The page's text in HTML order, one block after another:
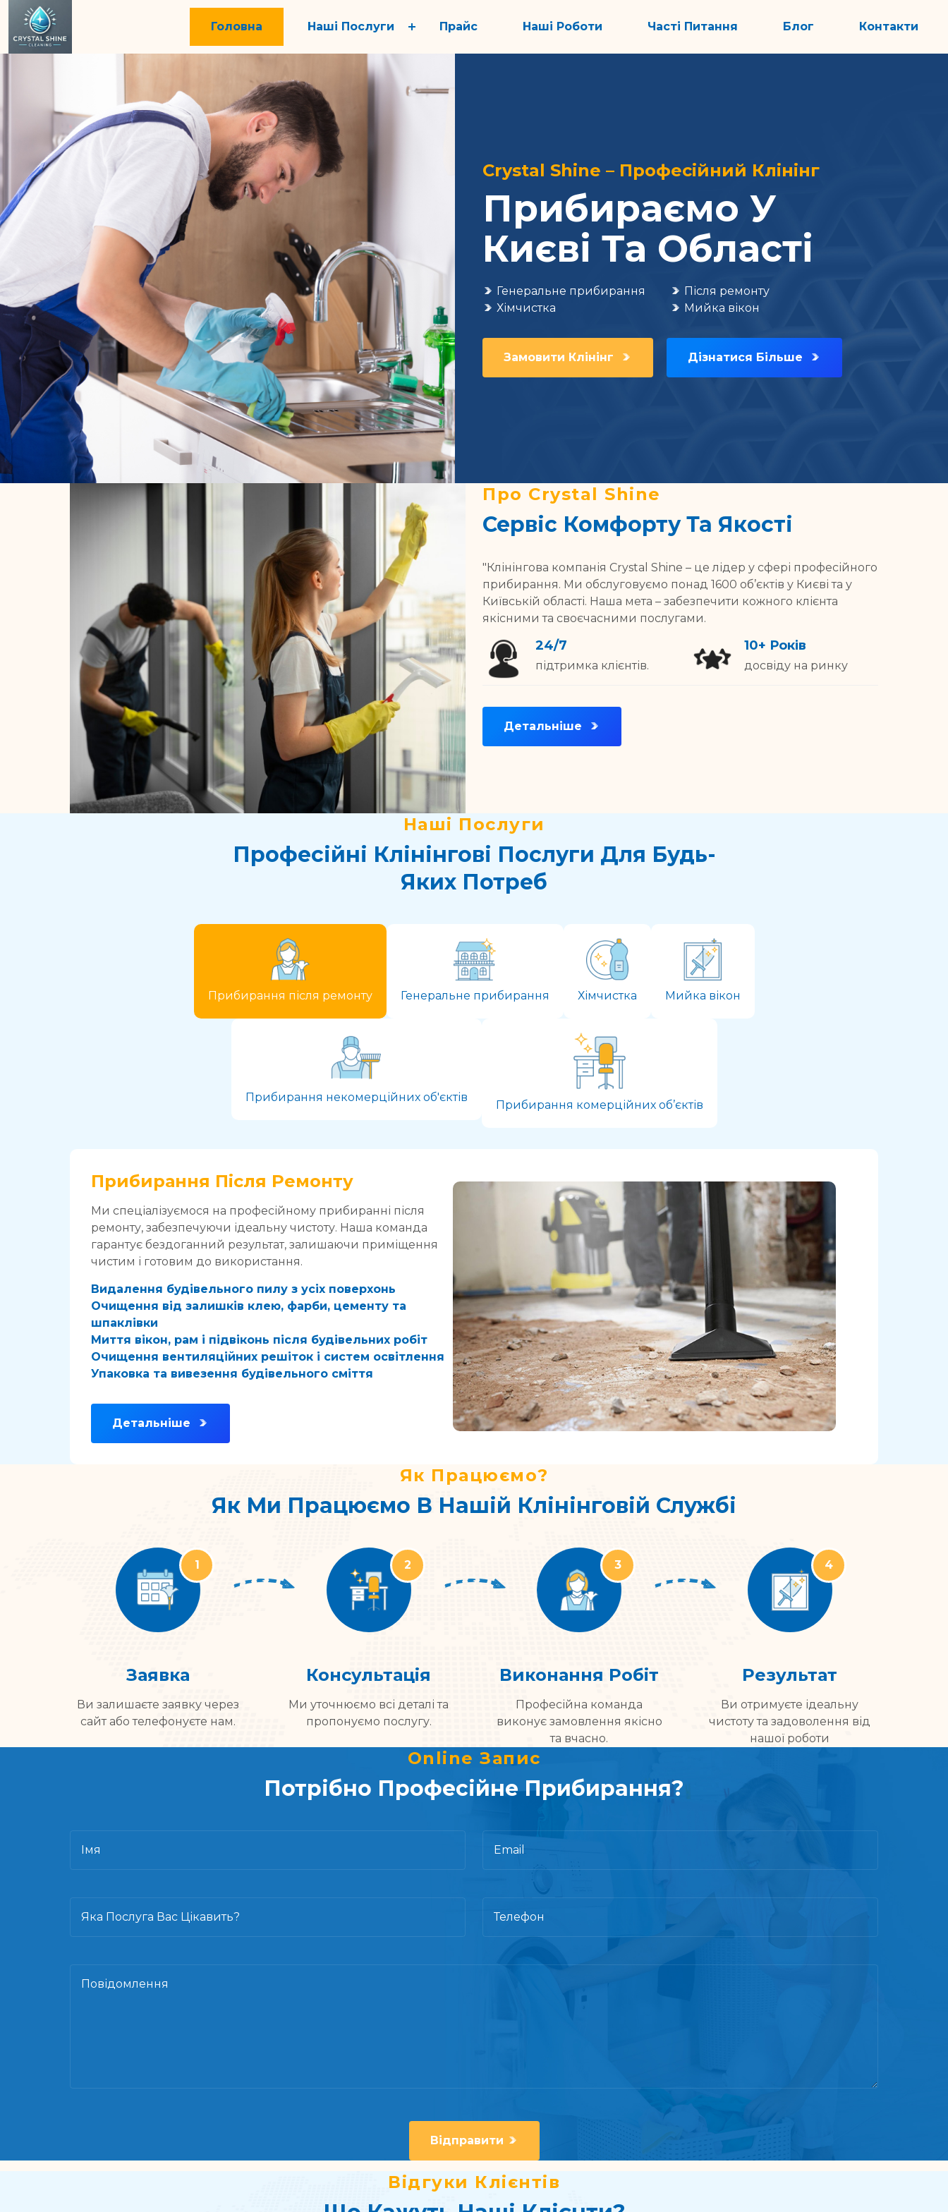
Головна Наші Послуги Прайс Наші Роботи Часті Питання Блог Контакти
Crystal Shine – Професійний Клінінг
Прибираємо У
Києві Та Області
Генеральне прибирання
Після ремонту
Хімчистка
Мийка вікон
Замовити Клінінг Дізнатися Більше
Про Crystal Shine
Сервіс Комфорту Та Якості
"Клінінгова компанія Crystal Shine – це лідер у сфері професійного
прибирання. Ми обслуговуємо понад 1600 об’єктів у Києві та у
Київській області. Наша мета – забезпечити кожного клієнта
якісними та своєчасними послугами.
24/7
підтримка клієнтів.
10+ Років
досвіду на ринку
Детальніше
Наші Послуги
Професійні Клінінгові Послуги Для Будь-
Яких Потреб
Прибирання після ремонту Генеральне прибирання Хімчистка Мийка вікон
Прибирання некомерційних об'єктів
Прибирання комерційних об’єктів
Прибирання Після Ремонту
Ми спеціалізуємося на професійному прибиранні після
ремонту, забезпечуючи ідеальну чистоту. Наша команда
гарантує бездоганний результат, залишаючи приміщення
чистим і готовим до використання.
Видалення будівельного пилу з усіх поверхонь
Очищення від залишків клею, фарби, цементу та
шпаклівки
Миття вікон, рам і підвіконь після будівельних робіт
Очищення вентиляційних решіток і систем освітлення
Упаковка та вивезення будівельного сміття
Детальніше
Як Працюємо?
Як Ми Працюємо В Нашій Клінінговій Службі
1
Заявка
Ви залишаєте заявку через
сайт або телефонуєте нам.
2
Консультація
Ми уточнюємо всі деталі та
пропонуємо послугу.
3
Виконання Робіт
Професійна команда
виконує замовлення якісно
та вчасно.
4
Результат
Ви отримуєте ідеальну
чистоту та задоволення від
нашої роботи
Online Запис
Потрібно Професійне Прибирання?
Відправити
Відгуки Клієнтів